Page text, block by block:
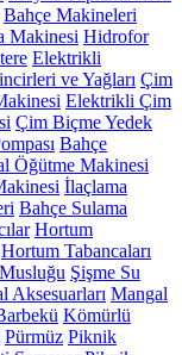
Bahçe Makineleri
Makinesi Hidrofor
Elektrikli
ve Yağları Çim
Elektrikli Çim
Çim Biçme Yedek
Bahçe
Öğütme Makinesi
İlaçlama
Bahçe Sulama
Hortum
Hortum Tabancaları
Şişme Su
Aksesuarları Mangal
Kömürlü
Pürmüz Piknik